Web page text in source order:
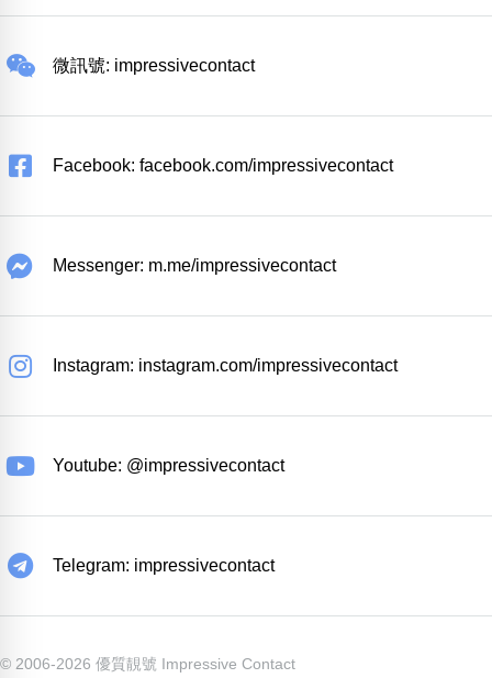
微訊號: impressivecontact
Facebook: facebook.com/impressivecontact
Messenger: m.me/impressivecontact
Instagram: instagram.com/impressivecontact
Youtube: @impressivecontact
Telegram: impressivecontact
© 2006-2026 優質靚號 Impressive Contact